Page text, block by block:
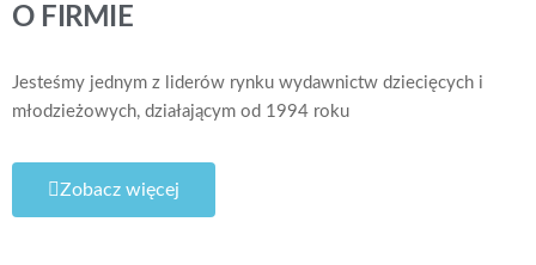
O FIRMIE
Jesteśmy jednym z liderów rynku wydawnictw dziecięcych i
młodzieżowych, działającym od 1994 roku
Zobacz więcej